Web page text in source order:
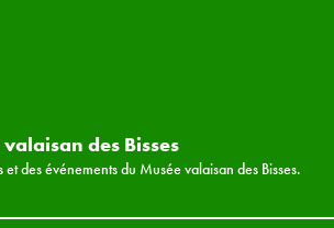
des Bisses
des événements du Musée valaisan des Bisses.